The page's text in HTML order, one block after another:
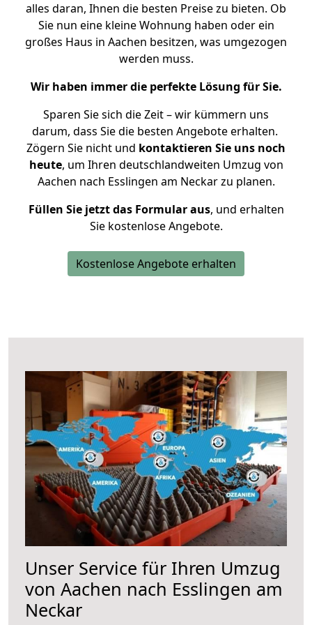
alles daran, Ihnen die besten Preise zu bieten. Ob
Sie nun eine kleine Wohnung haben oder ein
großes Haus in Aachen besitzen, was umgezogen
werden muss.
Wir haben immer die perfekte Lösung für Sie.
Sparen Sie sich die Zeit – wir kümmern uns
darum, dass Sie die besten Angebote erhalten.
Zögern Sie nicht und kontaktieren Sie uns noch
heute, um Ihren deutschlandweiten Umzug von
Aachen nach Esslingen am Neckar zu planen.
Füllen Sie jetzt das Formular aus, und erhalten
Sie kostenlose Angebote.
Kostenlose Angebote erhalten
Unser Service für Ihren Umzug
von Aachen nach Esslingen am
Neckar